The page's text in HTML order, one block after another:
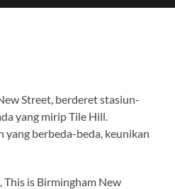
Street, berderet stasiun-
yang mirip Tile Hill.
yang berbeda-beda, keunikan
This is Birmingham New